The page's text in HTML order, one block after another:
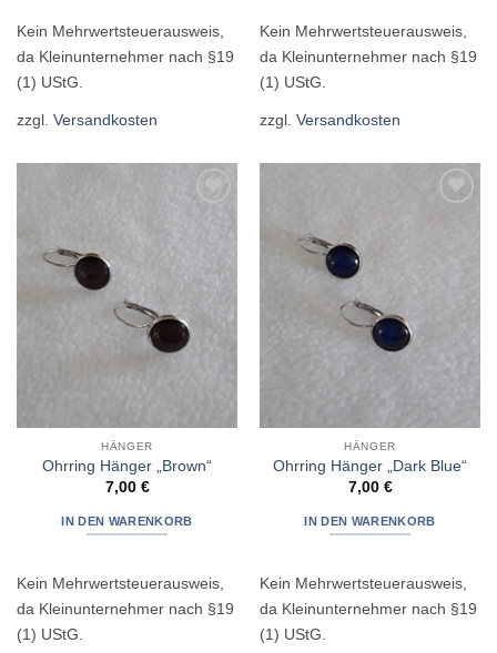
Kein Mehrwertsteuerausweis,
da Kleinunternehmer nach §19
(1) UStG.
zzgl. Versandkosten
Kein Mehrwertsteuerausweis,
da Kleinunternehmer nach §19
(1) UStG.
zzgl. Versandkosten
hinzufügen
HÄNGER
Ohrring Hänger „Brown“
7,00 €
IN DEN WARENKORB
Kein Mehrwertsteuerausweis,
da Kleinunternehmer nach §19
(1) UStG.
HÄNGER
Ohrring Hänger „Dark Blue“
7,00 €
IN DEN WARENKORB
Kein Mehrwertsteuerausweis,
da Kleinunternehmer nach §19
(1) UStG.